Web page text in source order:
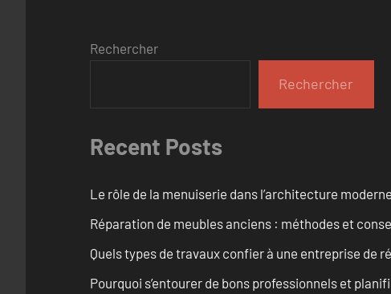
Rechercher
Rechercher
Recent Posts
Le rôle de la menuiserie dans l’architecture moderne
Réparation de meubles anciens : méthodes et
Quels types de travaux confier à une entreprise de
Pourquoi s’entourer de bons professionnels et